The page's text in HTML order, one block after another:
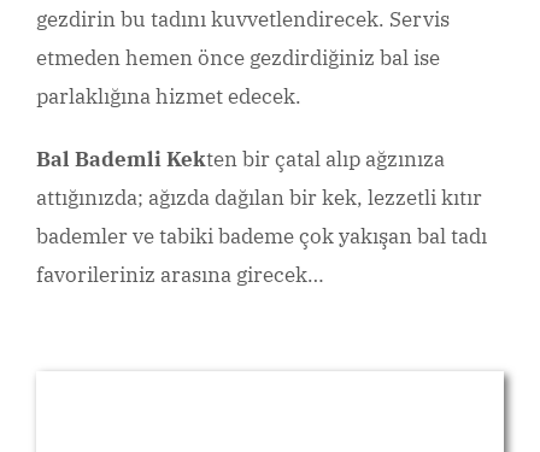
gezdirin bu tadını kuvvetlendirecek. Servis
etmeden hemen önce gezdirdiğiniz bal ise
parlaklığına hizmet edecek.
Bal Bademli Kekten bir çatal alıp ağzınıza
attığınızda; ağızda dağılan bir kek, lezzetli kıtır
bademler ve tabiki bademe çok yakışan bal tadı
favorileriniz arasına girecek…